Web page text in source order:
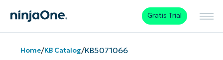
Gratis Trial
Home/KB Catalog/KB5071066